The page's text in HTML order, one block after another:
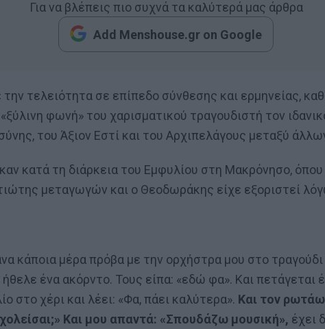
Για να βλέπεις πιο συχνά τα καλύτερά μας άρθρα
Add Menshouse.gr on Google
τελειότητα σε επίπεδο σύνθεσης και ερμηνείας,
φωνή» του χαρισματικού τραγουδιστή τον
του Άξιον Εστί και του Αρχιπελάγους μεταξύ
κατά τη διάρκεια του Εμφυλίου στη Μακρόνησο,
μεταγωγών και ο Θεοδωράκης είχε εξοριστεί
κάποια μέρα πρόβα με την ορχήστρα μου στο
ένα ακόρντο. Τους είπα: «εδώ φα». Και πετάγεται
στο χέρι και λέει: «Φα, πάει καλύτερα». Και τον
Και μου απαντά: «Σπουδάζω μουσική», έχει